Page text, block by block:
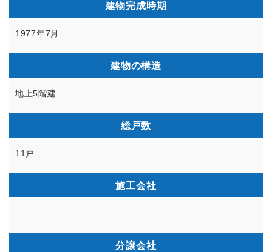
建物完成時期
1977年7月
建物の構造
地上5階建
総戸数
11戸
施工会社
分譲会社